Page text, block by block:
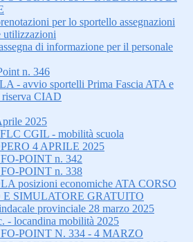
per lo sportello assegnazioni
utilizzazioni
di informazione per il personale
n. 346
- avvio sportelli Prima Fascia ATA e
riserva CIAD
2025
CGIL - mobilità scuola
4 APRILE 2025
POINT n. 342
POINT n. 338
posizioni economiche ATA CORSO
SIMULATORE GRATUITO
provinciale 28 marzo 2025
- locandina mobilità 2025
POINT N. 334 - 4 MARZO